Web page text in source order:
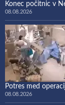
Konec počitnic v
08.08.2026
Potres med
08.08.2026